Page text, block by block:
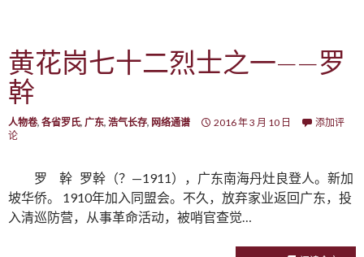
黄花岗七十二烈士之一——罗
幹
人物卷, 各省罗氏, 广东, 浩气长存, 网络通谱 2016 年 3 月 10 日
添加评
论
罗 幹 罗幹（？—1911），广东南海丹灶良登人。新加
坡华侨。 1910年加入同盟会。不久，放弃家业返回广东，投
入清巡防营，从事革命活动，被哨官查觉…